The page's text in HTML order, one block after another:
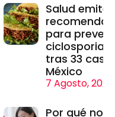
Salud emite
para
tras 33
México
7 Agosto, 2026
Por qué no